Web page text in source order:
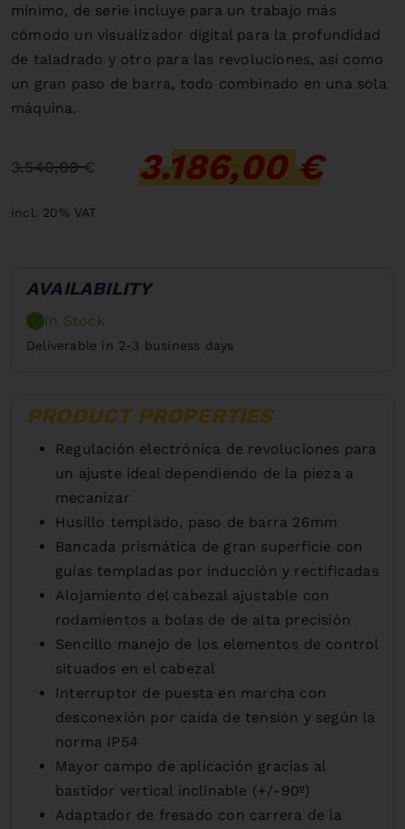
mínimo, de serie incluye para un trabajo más
cómodo un visualizador digital para la profundidad
de taladrado y otro para las revoluciones, así como
un gran paso de barra, todo combinado en una sola
máquina.
3.540,00 € 3.186,00 €
incl. 20% VAT
AVAILABILITY
In Stock
Deliverable in 2-3 business days
PRODUCT PROPERTIES
Regulación electrónica de revoluciones para
un ajuste ideal dependiendo de la pieza a
mecanizar
Husillo templado, paso de barra 26mm
Bancada prismática de gran superficie con
guías templadas por inducción y rectificadas
Alojamiento del cabezal ajustable con
rodamientos a bolas de de alta precisión
Sencillo manejo de los elementos de control
situados en el cabezal
Interruptor de puesta en marcha con
desconexión por caída de tensión y según la
norma IP54
Mayor campo de aplicación gracias al
bastidor vertical inclinable (+/-90º)
Adaptador de fresado con carrera de la